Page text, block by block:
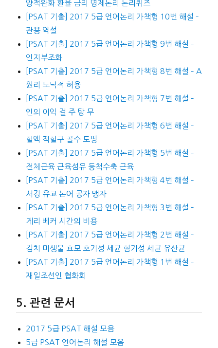
양적완화 환율 금리 명제논리 논리퀴즈
[PSAT 기출] 2017 5급 언어논리 가책형 10번 해설 –
관용 역설
[PSAT 기출] 2017 5급 언어논리 가책형 9번 해설 –
인지부조화
[PSAT 기출] 2017 5급 언어논리 가책형 8번 해설 – A
원리 도덕적 허용
[PSAT 기출] 2017 5급 언어논리 가책형 7번 해설 –
인의 이익 걸 주 탕 무
[PSAT 기출] 2017 5급 언어논리 가책형 6번 해설 –
혈액 적혈구 골수 도핑
[PSAT 기출] 2017 5급 언어논리 가책형 5번 해설 –
전체근육 근육섬유 등척수축 근육
[PSAT 기출] 2017 5급 언어논리 가책형 4번 해설 –
서경 유교 논어 공자 맹자
[PSAT 기출] 2017 5급 언어논리 가책형 3번 해설 –
게리 베커 시간의 비용
[PSAT 기출] 2017 5급 언어논리 가책형 2번 해설 –
김치 미생물 효모 호기성 세균 혐기성 세균 유산균
[PSAT 기출] 2017 5급 언어논리 가책형 1번 해설 –
재일조선인 협화회
관련 문서
2017 5급 PSAT 해설 모음
5급 PSAT 언어논리 해설 모음